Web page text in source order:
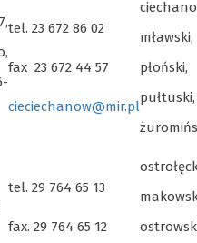
tel. 23 672 86 02
fax 23 672 44 57
cieciechanow@mir.pl
mławski,
płoński,
pułtuski,
tel. 29 764 65 13
fax. 29 764 65 12